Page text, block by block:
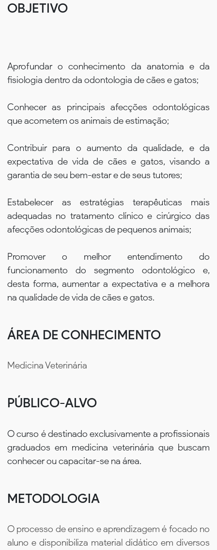
OBJETIVO
Aprofundar o conhecimento da anatomia e da
fisiologia dentro da odontologia de cães e gatos;
Conhecer as principais afecções odontológicas
que acometem os animais de estimação;
Contribuir para o aumento da qualidade, e da
expectativa de vida de cães e gatos, visando a
garantia de seu bem-estar e de seus tutores;
Estabelecer as estratégias terapêuticas mais
adequadas no tratamento clínico e cirúrgico das
afecções odontológicas de pequenos animais;
Promover o melhor entendimento do
funcionamento do segmento odontológico e,
desta forma, aumentar a expectativa e a melhora
na qualidade de vida de cães e gatos.
ÁREA DE CONHECIMENTO
Medicina Veterinária
PÚBLICO-ALVO
O curso é destinado exclusivamente a profissionais
graduados em medicina veterinária que buscam
conhecer ou capacitar-se na área.
METODOLOGIA
O processo de ensino e aprendizagem é focado no
aluno e disponibiliza material didático em diversos